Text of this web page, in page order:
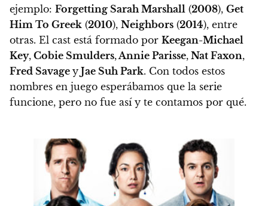
ejemplo: Forgetting Sarah Marshall (2008), Get
Him To Greek (2010), Neighbors (2014), entre
otras. El cast está formado por Keegan-Michael
Key, Cobie Smulders, Annie Parisse, Nat Faxon,
Fred Savage y Jae Suh Park. Con todos estos
nombres en juego esperábamos que la serie
funcione, pero no fue así y te contamos por qué.